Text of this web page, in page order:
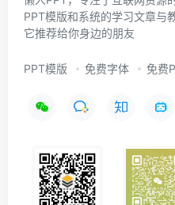
PPT模版和系统的学习文章与
它推荐给你身边的朋友
PPT模版 免费字体 免费